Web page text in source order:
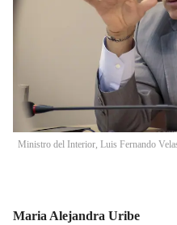
Ministro del Interior, Luis Fernando
Maria Alejandra Uribe